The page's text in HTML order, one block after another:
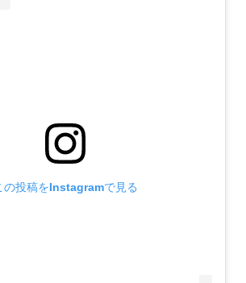
の投稿をInstagramで見る